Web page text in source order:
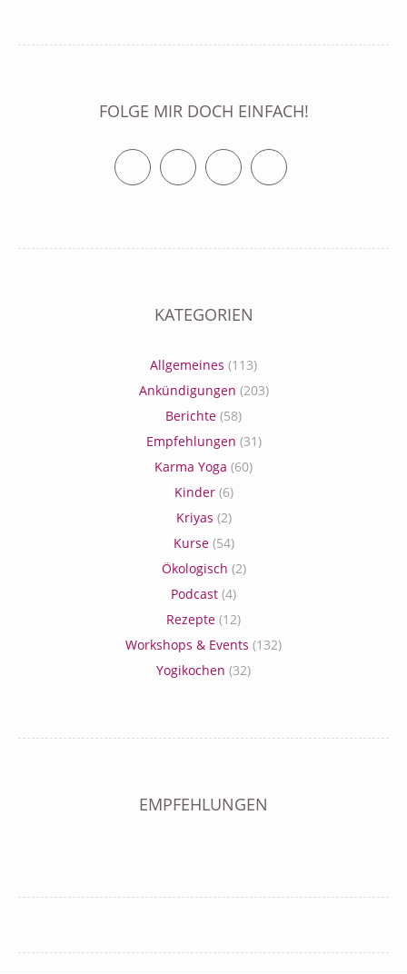
FOLGE MIR DOCH EINFACH!
TwitterFacebookVimeo RSS Feed
KATEGORIEN
Allgemeines (113)
Ankündigungen (203)
Berichte (58)
Empfehlungen (31)
Karma Yoga (60)
Kinder(6)
Kriyas (2)
Kurse(54)
Ökologisch (2)
Podcast (4)
Rezepte (12)
Workshops & Events (132)
Yogikochen (32)
EMPFEHLUNGEN